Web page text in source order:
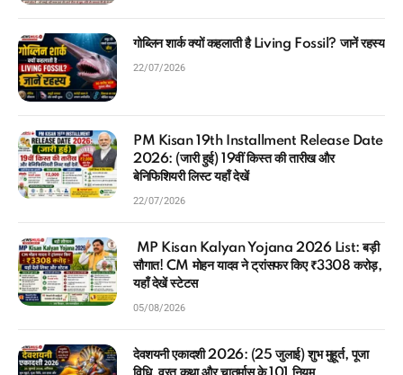
गोब्लिन शार्क क्यों कहलाती है Living Fossil? जानें रहस्य
22/07/2026
PM Kisan 19th Installment Release Date
2026: (जारी हुई) 19वीं किस्त की तारीख और
बेनिफिशियरी लिस्ट यहाँ देखें
22/07/2026
MP Kisan Kalyan Yojana 2026 List: बड़ी
सौगात! CM मोहन यादव ने ट्रांसफर किए ₹3308 करोड़,
यहाँ देखें स्टेटस
05/08/2026
देवशयनी एकादशी 2026: (25 जुलाई) शुभ मुहूर्त, पूजा
विधि, व्रत कथा और चातुर्मास के 101 नियम